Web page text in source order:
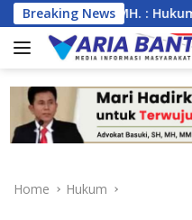
Skip
to
content
Breaking News
MH. : Hukum Harus Tegak
Home Hukum